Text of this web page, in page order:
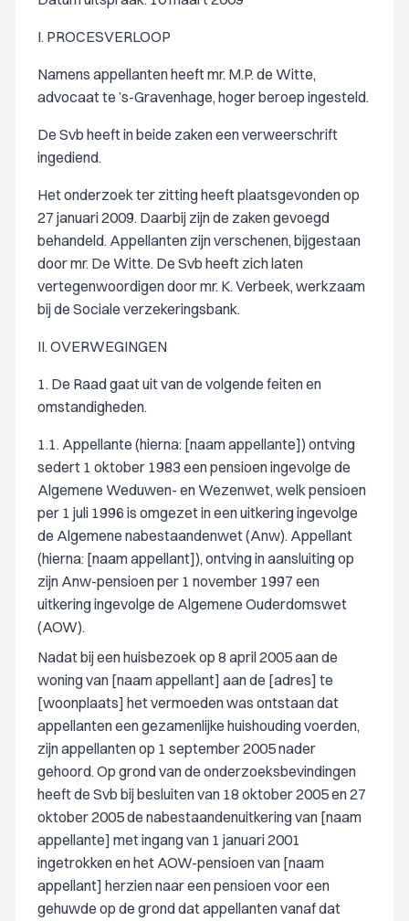
I. PROCESVERLOOP
Namens appellanten heeft mr. M.P. de Witte,
advocaat te ’s-Gravenhage, hoger beroep ingesteld.
De Svb heeft in beide zaken een verweerschrift
ingediend.
Het onderzoek ter zitting heeft plaatsgevonden op
27 januari 2009. Daarbij zijn de zaken gevoegd
behandeld. Appellanten zijn verschenen, bijgestaan
door mr. De Witte. De Svb heeft zich laten
vertegenwoordigen door mr. K. Verbeek, werkzaam
bij de Sociale verzekeringsbank.
II. OVERWEGINGEN
1. De Raad gaat uit van de volgende feiten en
omstandigheden.
1.1. Appellante (hierna: [naam appellante]) ontving
sedert 1 oktober 1983 een pensioen ingevolge de
Algemene Weduwen- en Wezenwet, welk pensioen
per 1 juli 1996 is omgezet in een uitkering ingevolge
de Algemene nabestaandenwet (Anw). Appellant
(hierna: [naam appellant]), ontving in aansluiting op
zijn Anw-pensioen per 1 november 1997 een
uitkering ingevolge de Algemene Ouderdomswet
(AOW).
Nadat bij een huisbezoek op 8 april 2005 aan de
woning van [naam appellant] aan de [adres] te
[woonplaats] het vermoeden was ontstaan dat
appellanten een gezamenlijke huishouding voerden,
zijn appellanten op 1 september 2005 nader
gehoord. Op grond van de onderzoeksbevindingen
heeft de Svb bij besluiten van 18 oktober 2005 en 27
oktober 2005 de nabestaandenuitkering van [naam
appellante] met ingang van 1 januari 2001
ingetrokken en het AOW-pensioen van [naam
appellant] herzien naar een pensioen voor een
gehuwde op de grond dat appellanten vanaf dat